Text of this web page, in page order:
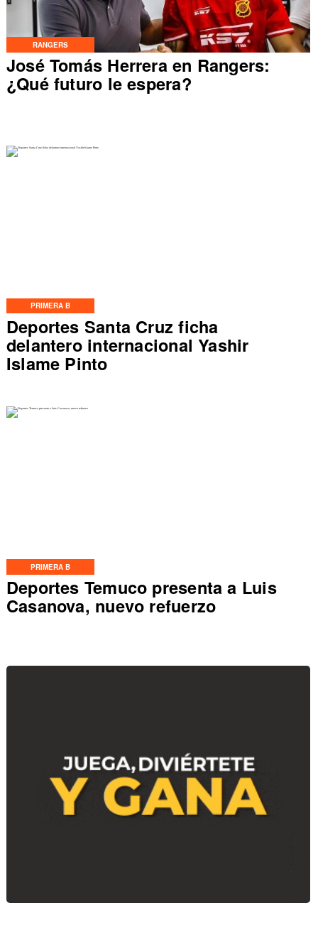
RANGERS
José Tomás Herrera en Rangers:
¿Qué futuro le espera?
PRIMERA B
Deportes Santa Cruz ficha
delantero internacional Yashir
Islame Pinto
PRIMERA B
Deportes Temuco presenta a Luis
Casanova, nuevo refuerzo